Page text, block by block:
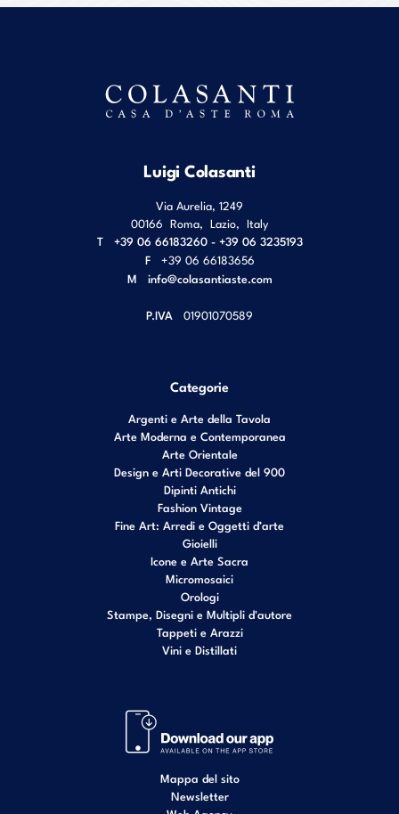
Luigi Colasanti
Via Aurelia, 1249
00166 Roma Lazio Italy
T
+39 06 66183260 - +39 06 3235193
F
+39 06 66183656
M info@colasantiaste.com
P.IVA 01901070589
Categorie
Argenti e Arte della Tavola
Arte Moderna e Contemporanea
Arte Orientale
Design e Arti Decorative del 900
Dipinti Antichi
Fashion Vintage
Fine Art: Arredi e Oggetti d’arte
Gioielli
Icone e Arte Sacra
Micromosaici
Orologi
Stampe, Disegni e Multipli d'autore
Tappeti e Arazzi
Vini e Distillati
Mappa del sito
Newsletter